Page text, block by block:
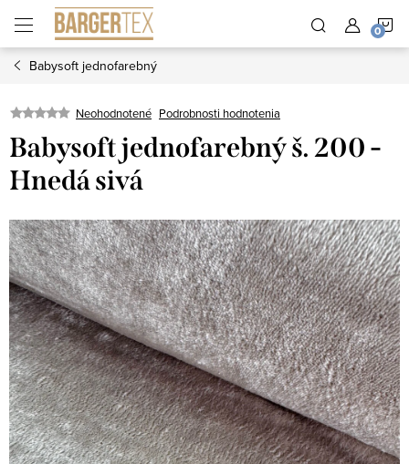
obsah
Babysoft jednofarebný
Neohodnotené Podrobnosti hodnotenia
Babysoft jednofarebný š. 200 -
Hnedá sivá